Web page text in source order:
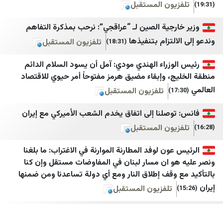
Iran Times
ANA
IRANA
اقتصاد نیوز
خبرگزاری تسنیم
خبرگزاری صدا و سیم
خبرگزاری فارس
ایسنا
اخبار فوری
فرارو
المهرية نت
موقع بوست
سبأ
قناة الساحات
الثورة نت
سبتمبر نت
وكالة الصحافة اليمنية
المستقبل
الصين لـ “عراقجي”: نرحب بمذكرة التفاهم
بتنفيذها (18:31)
تلفزيون المستقبل
الهندي مودي: آمل أن يسود السلام الدائم
وإبقاء مضيق هرمز مفتوحاً أمر حيوي للاقتصاد
تلفزيون المستقبل
إلى اتفاق يخدم الشعب الأميركي مع إيران
المستقبل
لوفد المطارنة الموارنة في الاغتراب: ما بلغنا
ان مسار لبنان في المفاوضات مستقل وإن كنا
إطلاق النار ومع أي دولة تساعدنا ومن ضمنها
تلفزيون المستقبل